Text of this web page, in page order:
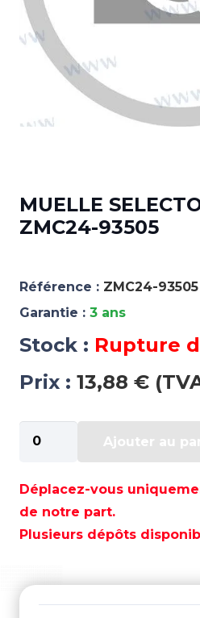
MUELLE
ZMC24-93505
Référence : ZMC24-93505
Garantie : 3 ans
Stock : Rupture
Prix : 13,88 €
de
SELECTOR
BRAVO
III
93505
Ajouter au
Déplacez-vous
de notre part.
Plusieurs dépôts